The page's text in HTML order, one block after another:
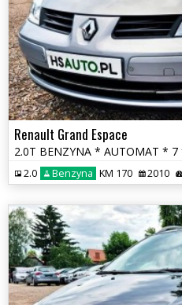
Renault Grand Espace
2.0 Benzyna KM 170 2010